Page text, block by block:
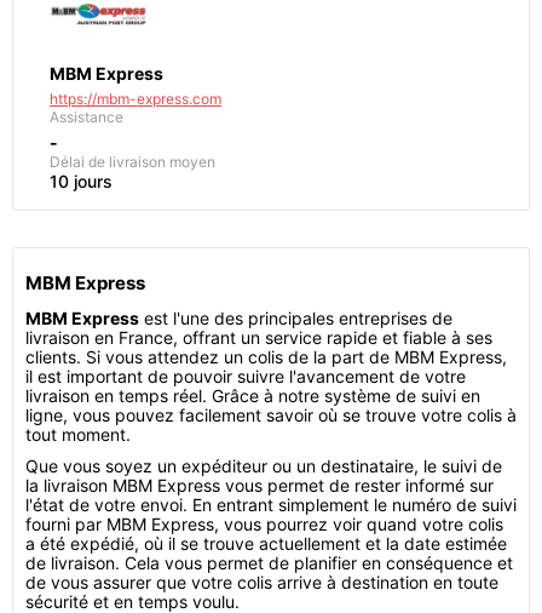
MBM Express
https://mbm-express.com
Assistance
-
Délai de livraison moyen
10 jours
MBM Express
MBM Express est l'une des principales entreprises de
livraison en France, offrant un service rapide et fiable à ses
clients. Si vous attendez un colis de la part de MBM Express,
il est important de pouvoir suivre l'avancement de votre
livraison en temps réel. Grâce à notre système de suivi en
ligne, vous pouvez facilement savoir où se trouve votre colis à
tout moment.
Que vous soyez un expéditeur ou un destinataire, le suivi de
la livraison MBM Express vous permet de rester informé sur
l'état de votre envoi. En entrant simplement le numéro de suivi
fourni par MBM Express, vous pourrez voir quand votre colis
a été expédié, où il se trouve actuellement et la date estimée
de livraison. Cela vous permet de planifier en conséquence et
de vous assurer que votre colis arrive à destination en toute
sécurité et en temps voulu.